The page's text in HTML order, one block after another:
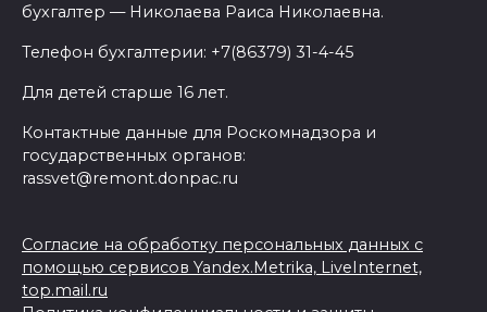
бухгалтер — Николаева Раиса Николаевна.
Телефон бухгалтерии: +7(86379) 31-4-45
Для детей старше 16 лет.
Контактные данные для Роскомнадзора и
государственных органов:
rassvet@remont.donpac.ru
Согласие на обработку персональных данных с
помощью сервисов Yandex.Metrika, LiveInternet,
top.mail.ru